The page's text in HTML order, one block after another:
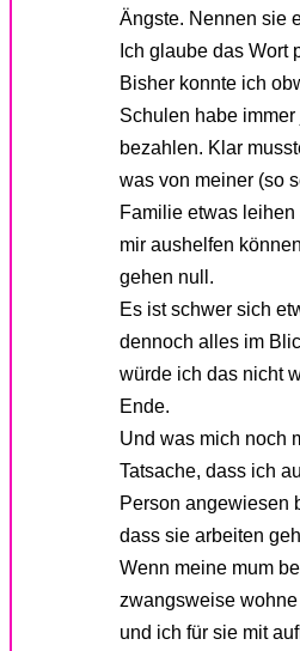
Ängste. Nennen sie
Ich glaube das Wort
Bisher konnte ich
Schulen habe
bezahlen. Klar
was von meiner (so
Familie etwas
mir aushelfen
gehen null.
Es ist schwer sich
dennoch alles im
würde ich das nicht
Ende.
Und was mich noch
Tatsache, dass ich
Person angewiesen
dass sie arbeiten
Wenn meine mum
zwangsweise
und ich für sie mit